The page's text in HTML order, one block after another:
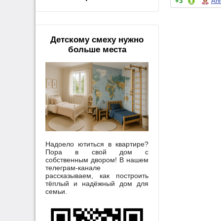
Детскому смеху нужно
больше места
Надоело ютиться в квартире?
Пора в свой дом с
собственным двором! В нашем
телеграм-канале
рассказываем, как построить
тёплый и надёжный дом для
семьи.